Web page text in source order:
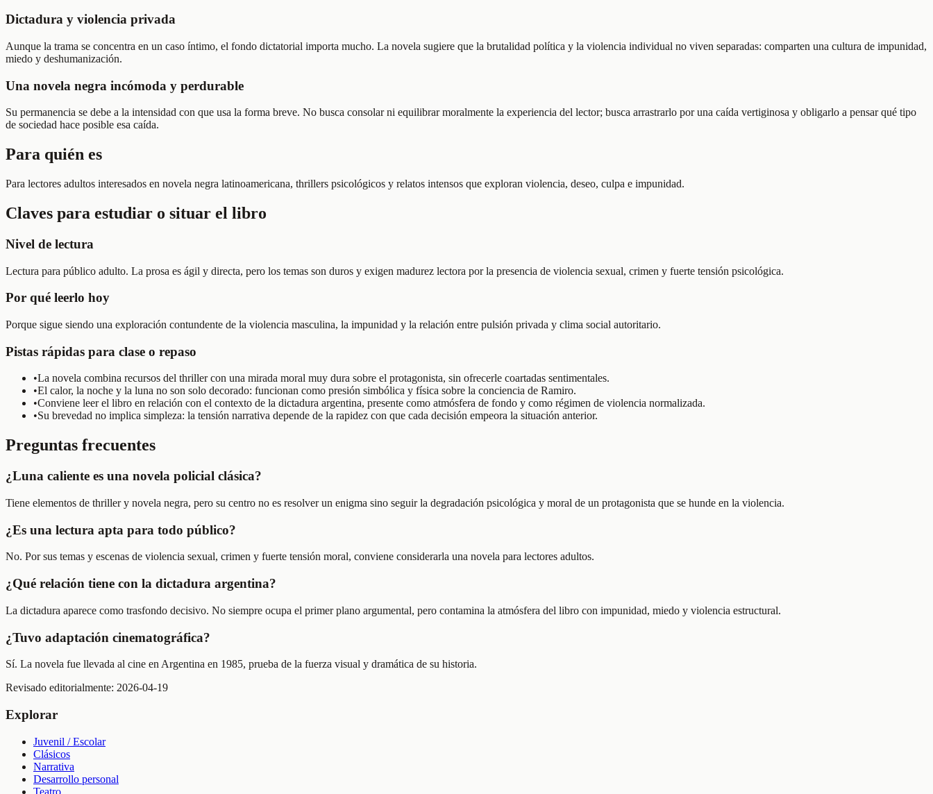
Dictadura y violencia privada
Aunque la trama se concentra en un caso íntimo, el fondo dictatorial importa mucho. La novela sugiere que la brutalidad política y la violencia individual no viven separadas: comparten una cultura de impunidad,
miedo y deshumanización.
Una novela negra incómoda y perdurable
Su permanencia se debe a la intensidad con que usa la forma breve. No busca consolar ni equilibrar moralmente la experiencia del lector; busca arrastrarlo por una caída vertiginosa y obligarlo a pensar qué tipo
de sociedad hace posible esa caída.
Para quién es
Para lectores adultos interesados en novela negra latinoamericana, thrillers psicológicos y relatos intensos que exploran violencia, deseo, culpa e impunidad.
Claves para estudiar o situar el libro
Nivel de lectura
Lectura para público adulto. La prosa es ágil y directa, pero los temas son duros y exigen madurez lectora por la presencia de violencia sexual, crimen y fuerte tensión psicológica.
Por qué leerlo hoy
Porque sigue siendo una exploración contundente de la violencia masculina, la impunidad y la relación entre pulsión privada y clima social autoritario.
Pistas rápidas para clase o repaso
•La novela combina recursos del thriller con una mirada moral muy dura sobre el protagonista, sin ofrecerle coartadas sentimentales.
•El calor, la noche y la luna no son solo decorado: funcionan como presión simbólica y física sobre la conciencia de Ramiro.
•Conviene leer el libro en relación con el contexto de la dictadura argentina, presente como atmósfera de fondo y como régimen de violencia normalizada.
•Su brevedad no implica simpleza: la tensión narrativa depende de la rapidez con que cada decisión empeora la situación anterior.
Preguntas frecuentes
¿Luna caliente es una novela policial clásica?
Tiene elementos de thriller y novela negra, pero su centro no es resolver un enigma sino seguir la degradación psicológica y moral de un protagonista que se hunde en la violencia.
¿Es una lectura apta para todo público?
No. Por sus temas y escenas de violencia sexual, crimen y fuerte tensión moral, conviene considerarla una novela para lectores adultos.
¿Qué relación tiene con la dictadura argentina?
La dictadura aparece como trasfondo decisivo. No siempre ocupa el primer plano argumental, pero contamina la atmósfera del libro con impunidad, miedo y violencia estructural.
¿Tuvo adaptación cinematográfica?
Sí. La novela fue llevada al cine en Argentina en 1985, prueba de la fuerza visual y dramática de su historia.
Revisado editorialmente: 2026-04-19
Explorar
Juvenil / Escolar
Clásicos
Narrativa
Desarrollo personal
Teatro